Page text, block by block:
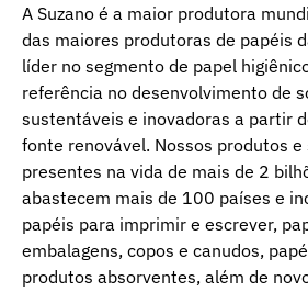
A Suzano é a maior produtora
das maiores produtoras de papéis
líder no segmento de papel
referência no desenvolvimento de
sustentáveis e inovadoras a partir
fonte renovável. Nossos produtos
presentes na vida de mais de 2
abastecem mais de 100 países e
papéis para imprimir e escrever,
embalagens, copos e canudos,
produtos absorventes, além de